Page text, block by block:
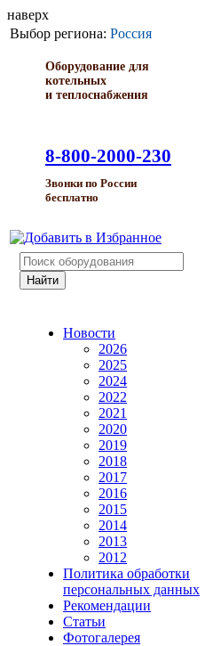
наверх
Выбор региона: Россия
Оборудование для
котельных
и теплоснабжения
8-800-2000-230
Звонки по России
бесплатно
Новости
2026
2025
2024
2022
2021
2020
2019
2018
2017
2016
2015
2014
2013
2012
Политика обработки
персональных данных
Рекомендации
Статьи
Фотогалерея